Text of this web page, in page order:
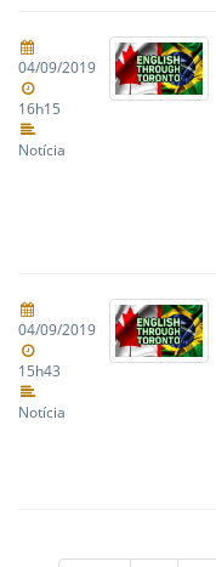
04/09/2019
16h15
Notícia
04/09/2019
15h43
Notícia